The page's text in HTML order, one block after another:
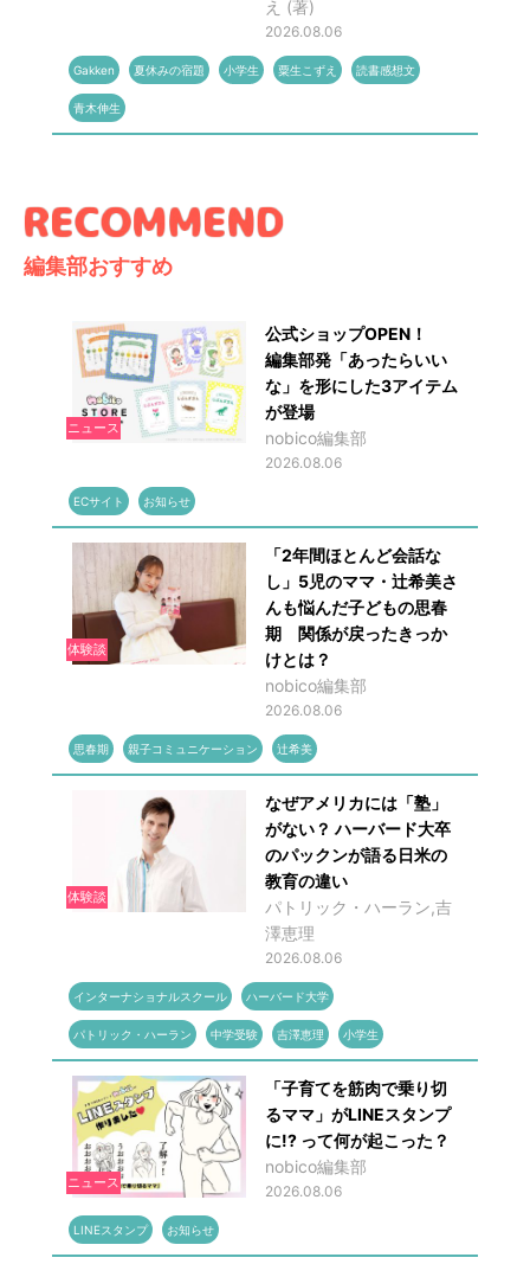
え (著)
2026.08.06
Gakken 夏休みの宿題 小学生 粟生こずえ 読書感想文
青木伸生
編集部おすすめ
ニュース
公式ショップOPEN！
編集部発「あったらいい
な」を形にした3アイテム
が登場
nobico編集部
2026.08.06
ECサイト お知らせ
体験談
「2年間ほとんど会話な
し」5児のママ・辻希美さ
んも悩んだ子どもの思春
期 関係が戻ったきっか
けとは？
nobico編集部
2026.08.06
思春期 親子コミュニケーション 辻希美
体験談
なぜアメリカには「塾」
がない？ ハーバード大卒
のパックンが語る日米の
教育の違い
パトリック・ハーラン,吉
澤恵理
2026.08.06
インターナショナルスクール ハーバード大学
パトリック・ハーラン 中学受験 吉澤恵理 小学生
ニュース
「子育てを筋肉で乗り切
るママ」がLINEスタンプ
に!? って何が起こった？
nobico編集部
2026.08.06
LINEスタンプ お知らせ